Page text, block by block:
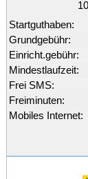
Startguthaben:
Grundgebühr:
Einricht.gebühr:
Mindestlaufzeit:
Frei SMS:
Freiminuten:
Mobiles Internet: